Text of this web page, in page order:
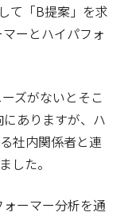
て「B提案」を求
ーとハイパフォ
ズがないとそこ
ありますが、ハ
社内関係者と連
した。
ーマー分析を通